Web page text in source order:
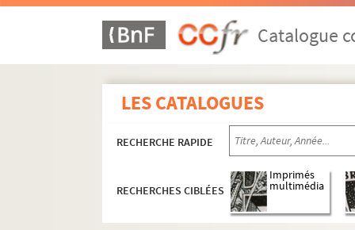
Catalogue
LES CATALOGUES
RECHERCHE RAPIDE
RECHERCHES CIBLÉES
Imprimés
multimédia
1942-1944
Organisation de la collecte
Témoins identifiés